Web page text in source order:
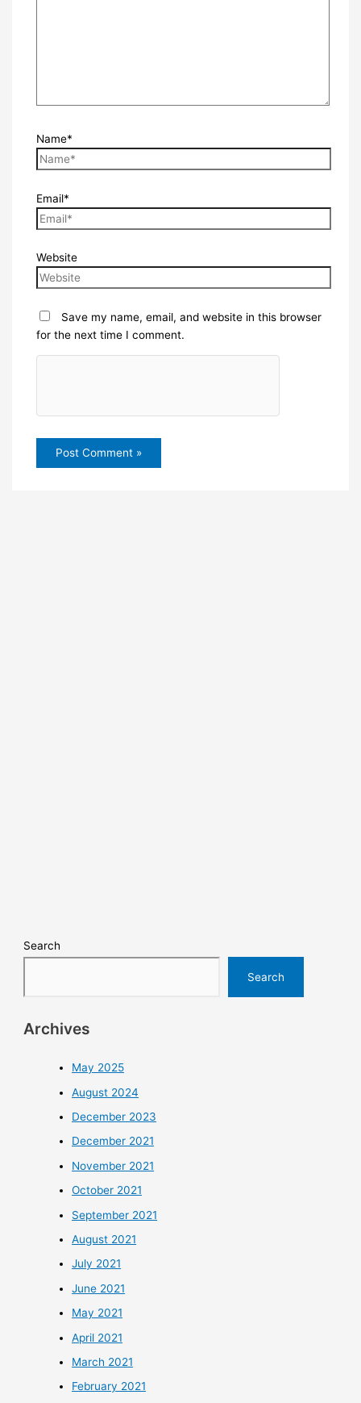
Name*
Email*
Website
Save my name, email, and website in this browser
for the next time I comment.
Search
Search
Archives
May 2025
August 2024
December 2023
December 2021
November 2021
October 2021
September 2021
August 2021
July 2021
June 2021
May 2021
April 2021
March 2021
February 2021